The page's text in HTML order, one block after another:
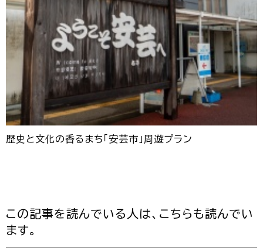
歴史と文化の香るまち「安芸市」周遊プラン
この記事を読んでいる人は、こちらも読んでい
ます。